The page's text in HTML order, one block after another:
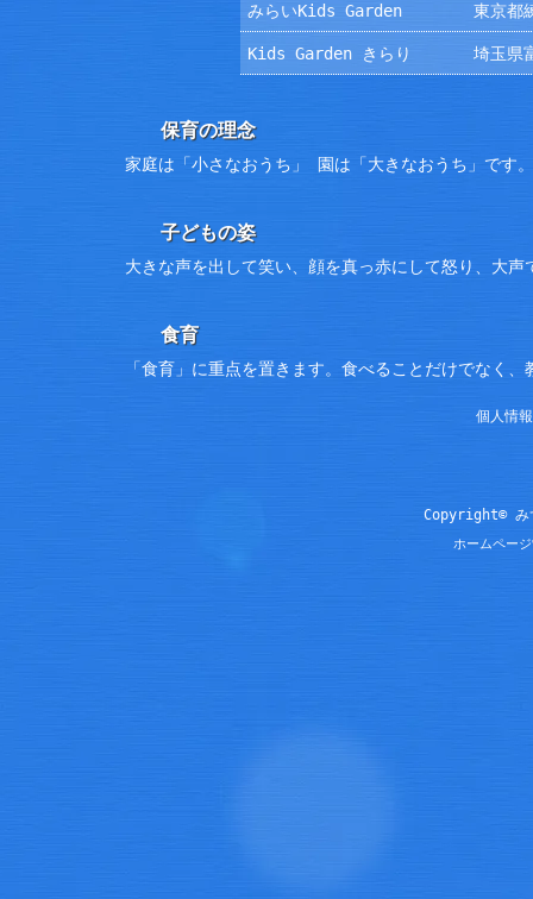
みらいKids Garden 東京都
Kids Garden きらり 埼玉県
保育の理念
家庭は「小さなおうち」 園は「大きなおうち」です
子どもの姿
大きな声を出して笑い、顔を真っ赤にして怒り、大
食育
「食育」に重点を置きます。食べることだけでなく
個人情
Copyright© み
ホームペー